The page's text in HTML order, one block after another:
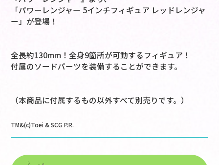
「パワーレンジャー 5インチフィギュア レッドレンジャ
ー」が登場！
全長約130mm！全身9箇所が可動するフィギュア！
付属のソードパーツを装備することができます。
（本商品に付属するもの以外すべて別売りです。）
TM&(c)Toei & SCG P.R.